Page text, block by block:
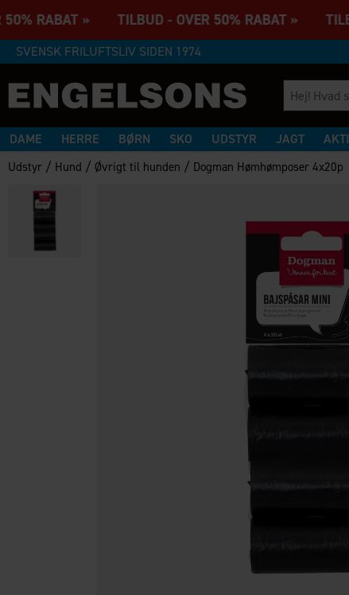
RABAT » TILBUD - OVER 50% RABAT »
SVENSK FRILUFTSLIV SIDEN 1974
DAME HERRE BØRN SKO UDSTYR JAGT
Udstyr / Hund / Øvrigt til hunden / Dogman Hømhømposer 4x20p